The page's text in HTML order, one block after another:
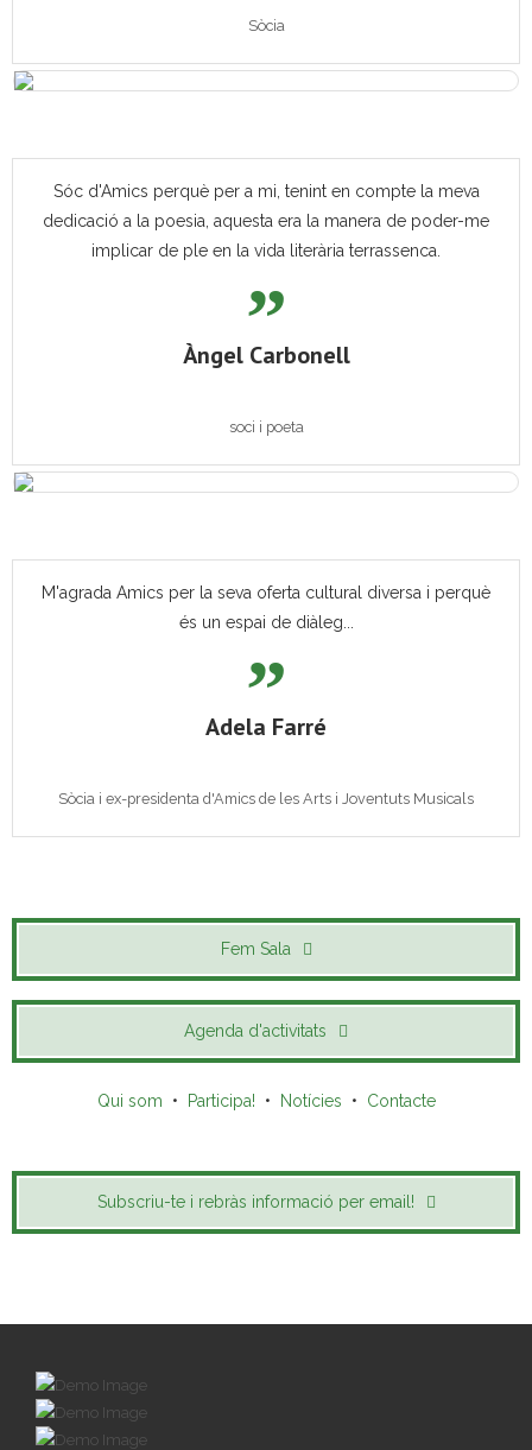
Sòcia
Sóc d'Amics perquè per a mi, tenint en compte la meva
dedicació a la poesia, aquesta era la manera de poder-me
implicar de ple en la vida literària terrassenca.
Àngel Carbonell
soci i poeta
M'agrada Amics per la seva oferta cultural diversa i perquè
és un espai de diàleg...
Adela Farré
Sòcia i ex-presidenta d'Amics de les Arts i Joventuts Musicals
Fem Sala
Agenda d'activitats
Qui som • Participa! • Notícies • Contacte
Subscriu-te i rebràs informació per email!